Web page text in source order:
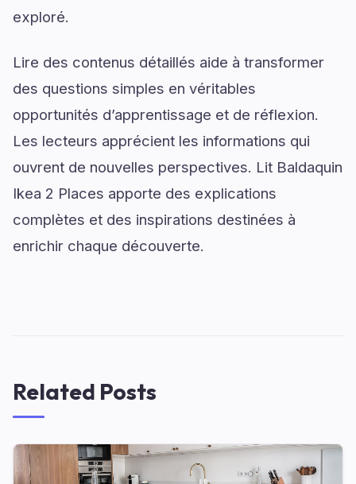
exploré.
Lire des contenus détaillés aide à transformer
des questions simples en véritables
opportunités d’apprentissage et de réflexion.
Les lecteurs apprécient les informations qui
ouvrent de nouvelles perspectives. Lit Baldaquin
Ikea 2 Places apporte des explications
complètes et des inspirations destinées à
enrichir chaque découverte.
Related Posts